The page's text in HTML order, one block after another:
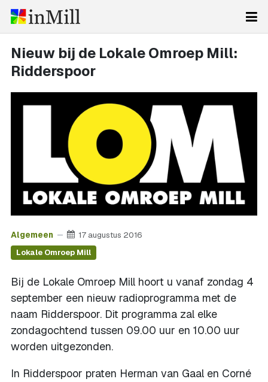
Nieuw bij de Lokale Omroep Mill:
Ridderspoor
Algemeen 17 augustus 2016
Lokale Omroep Mill
Bij de Lokale Omroep Mill hoort u vanaf zondag 4
september een nieuw radioprogramma met de
naam Ridderspoor. Dit programma zal elke
zondagochtend tussen 09.00 uur en 10.00 uur
worden uitgezonden.
In Ridderspoor praten Herman van Gaal en Corné